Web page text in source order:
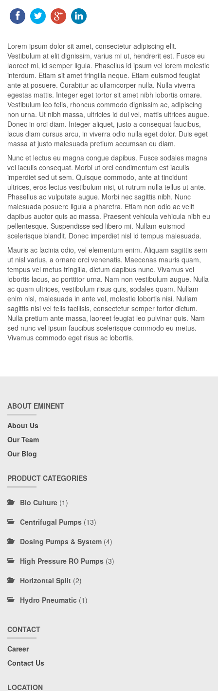
Lorem ipsum dolor sit amet, consectetur adipiscing elit.
Vestibulum at elit dignissim, varius mi ut, hendrerit est. Fusce eu
laoreet mi, id semper ligula. Phasellus id ipsum vel lorem molestie
interdum. Etiam sit amet fringilla neque. Etiam euismod feugiat
ante at posuere. Curabitur ac ullamcorper nulla. Nulla viverra
egestas mattis. Integer eget tortor sit amet nibh lobortis ornare.
Vestibulum leo felis, rhoncus commodo dignissim ac, adipiscing
non urna. Ut nibh massa, ultricies id dui vel, mattis ultrices augue.
Donec in orci diam. Integer aliquet, justo a consequat faucibus,
lacus diam cursus arcu, in viverra odio nulla eget dolor. Duis eget
massa at justo malesuada pretium accumsan eu diam.
Nunc et lectus eu magna congue dapibus. Fusce sodales magna
vel iaculis consequat. Morbi ut orci condimentum est iaculis
imperdiet sed ut sem. Quisque commodo, ante at tincidunt
ultrices, eros lectus vestibulum nisi, ut rutrum nulla tellus ut ante.
Phasellus ac vulputate augue. Morbi nec sagittis nibh. Nunc
malesuada posuere ligula a pharetra. Etiam non odio ac velit
dapibus auctor quis ac massa. Praesent vehicula vehicula nibh eu
pellentesque. Suspendisse sed libero mi. Nullam euismod
scelerisque blandit. Donec imperdiet nisl id tempus malesuada.
Mauris ac lacinia odio, vel elementum enim. Aliquam sagittis sem
ut nisl varius, a ornare orci venenatis. Maecenas mauris quam,
tempus vel metus fringilla, dictum dapibus nunc. Vivamus vel
lobortis lacus, ac porttitor urna. Nam non vestibulum augue. Nulla
ac quam ultrices, vestibulum risus quis, sodales quam. Nullam
enim nisl, malesuada in ante vel, molestie lobortis nisi. Nullam
sagittis nisi vel felis facilisis, consectetur semper tortor dictum.
Nulla pretium ante massa, laoreet feugiat leo pulvinar quis. Nam
sed nunc vel ipsum faucibus scelerisque commodo eu metus.
Vivamus commodo eget risus ac lobortis.
ABOUT EMINENT
About Us
Our Team
Our Blog
PRODUCT CATEGORIES
Bio Culture (1)
Centrifugal Pumps (13)
Dosing Pumps & System (4)
High Pressure RO Pumps (3)
Horizontal Split (2)
Hydro Pneumatic (1)
CONTACT
Career
Contact Us
LOCATION